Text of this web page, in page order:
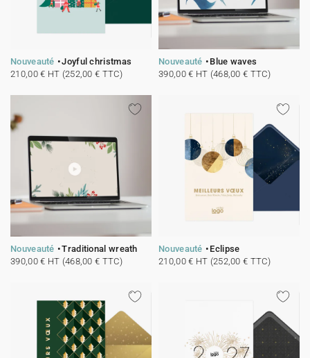
Nouveauté
Joyful christmas
210,00 € HT (252,00 € TTC)
Nouveauté
Blue waves
390,00 € HT (468,00 € TTC)
Nouveauté
Traditional wreath
390,00 € HT (468,00 € TTC)
Nouveauté
Eclipse
210,00 € HT (252,00 € TTC)